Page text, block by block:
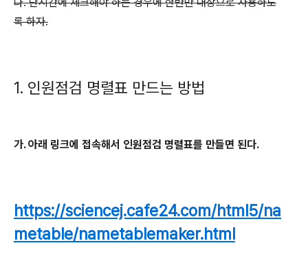
록 하자.
1. 인원점검 명렬표 만드는 방법
가. 아래 링크에 접속해서 인원점검 명렬표를 만들면 된다.
https://sciencej.cafe24.com/html5/na
metable/nametablemaker.html